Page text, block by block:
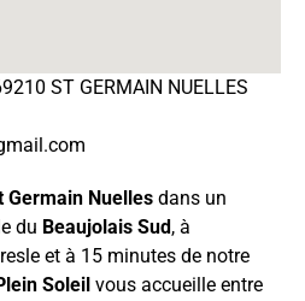
ST GERMAIN NUELLES
Germain Nuelles dans un
du Beaujolais Sud, à
et à 15 minutes de notre
Soleil vous accueille entre